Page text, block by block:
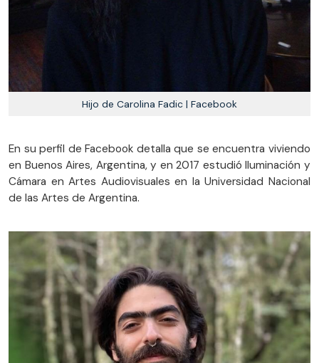
Hijo de Carolina Fadic | Facebook
En su perfil de Facebook detalla que se encuentra viviendo
en Buenos Aires, Argentina, y en 2017 estudió Iluminación y
Cámara en Artes Audiovisuales en la Universidad Nacional
de las Artes de Argentina.